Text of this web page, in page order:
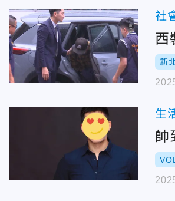
社
西
新
生
帥